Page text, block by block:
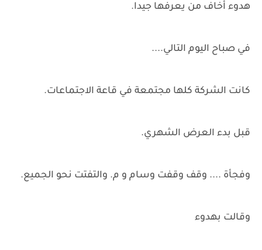
هدوء أخاف من يعرفها جيدا.
في صباح اليوم التالي....
كانت الشركة كلها مجتمعة في قاعة الاجتماعات.
قبل بدء العرض الشهري.
وفجأة .... وقف وقفت وسام و م. والتفتت نحو الجميع.
وقالت بهدوء